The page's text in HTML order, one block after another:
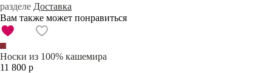
разделе Доставка
Вам также может понравиться
Носки из 100% кашемира
11 800 р